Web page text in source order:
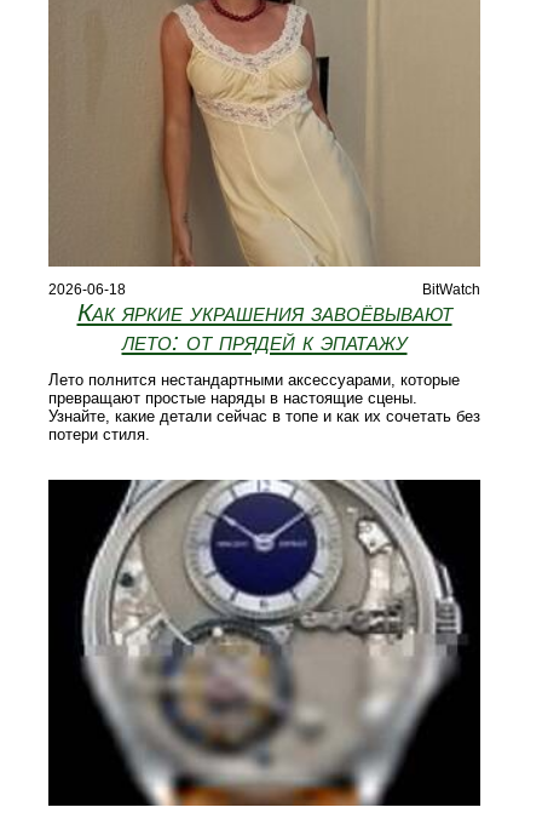
2026-06-18 BitWatch
Как яркие украшения завоёвывают
лето: от прядей к эпатажу
Лето полнится нестандартными аксессуарами, которые
превращают простые наряды в настоящие сцены.
Узнайте, какие детали сейчас в топе и как их сочетать без
потери стиля.